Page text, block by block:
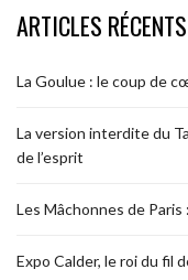
ARTICLES RÉCENTS
La Goulue : le coup de
La version interdite du
de l’esprit
Les Mâchonnes de
Expo Calder, le roi du fil